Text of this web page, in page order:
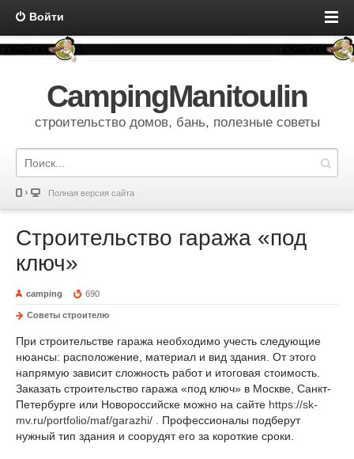
Войти
CampingManitoulin
строительство домов, бань, полезные советы
Полная версия сайта
Строительство гаража «под
ключ»
camping 690
Советы строителю
При строительстве гаража необходимо учесть следующие
нюансы: расположение, материал и вид здания. От этого
напрямую зависит сложность работ и итоговая стоимость.
Заказать строительство гаража «под ключ» в Москве, Санкт-
Петербурге или Новороссийске можно на сайте https://sk-
mv.ru/portfolio/maf/garazhi/ . Профессионалы подберут
нужный тип здания и соорудят его за короткие сроки.